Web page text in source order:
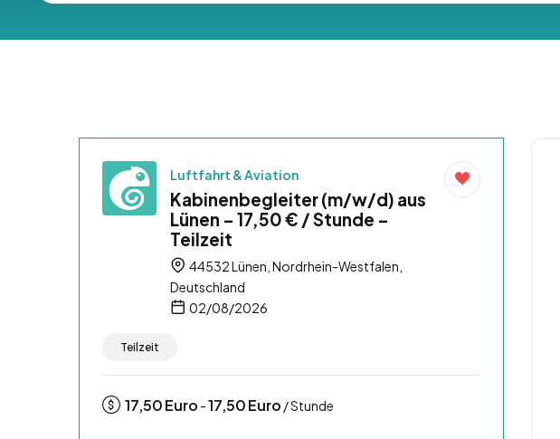
Luftfahrt & Aviation
Kabinenbegleiter (m/w/d) aus
Lünen – 17,50 € / Stunde –
Teilzeit
44532 Lünen, Nordrhein-Westfalen,
Deutschland
02/08/2026
Teilzeit
17,50Euro -17,50Euro / Stunde